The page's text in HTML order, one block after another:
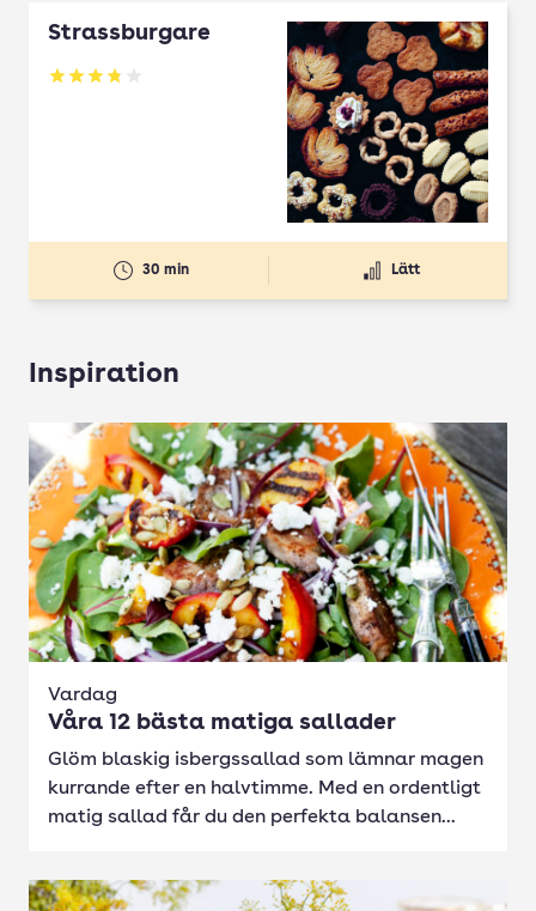
Strassburgare
Betyg: 3.78 av 5
30 min Lätt
Inspiration
Vardag
Våra 12 bästa matiga sallader
Glöm blaskig isbergssallad som lämnar magen
kurrande efter en halvtimme. Med en ordentligt
matig sallad får du den perfekta balansen...